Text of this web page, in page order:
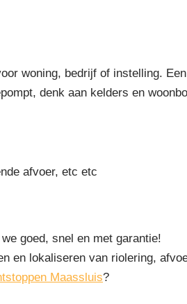
woning, bedrijf of instelling. Een
denk aan kelders en
afvoer, etc etc
goed, snel en met garantie!
en lokaliseren van riolering,
Maassluis?